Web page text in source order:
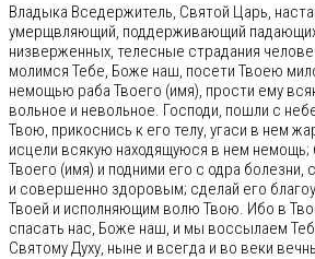
Владыка Вседержитель, Святой Царь,
умерщвляющий, поддерживающий
низверженных, телесные страдания
молимся Тебе, Боже наш, посети Твоею
немощью раба Твоего (имя), прости ему
вольное и невольное. Господи, пошли с
Твою, прикоснись к его телу, угаси в нем
исцели всякую находящуюся в нем немощь;
Твоего (имя) и подними его с одра
и совершенно здоровым; сделай его
Твоей и исполняющим волю Твою. Ибо в
спасать нас, Боже наш, и мы воссылаем
Святому Духу, ныне и всегда и во веки